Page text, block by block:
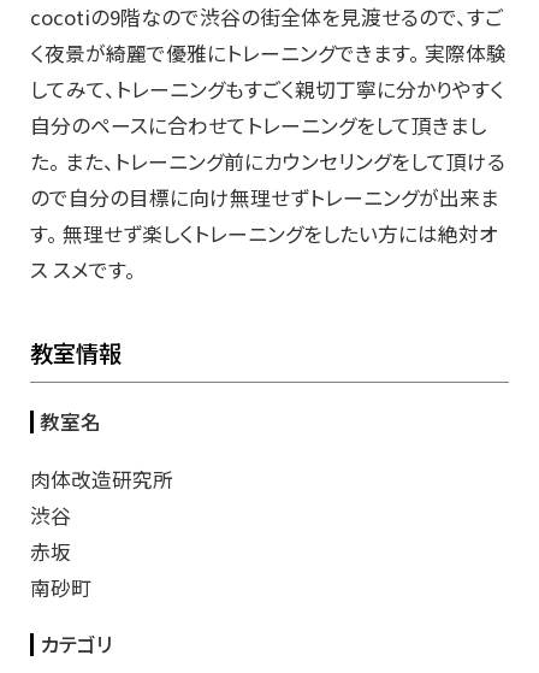
cocotiの9階なので渋谷の街全体を見渡せるので、すご
く夜景が綺麗で優雅にトレーニングできます。 実際体験
してみて、トレーニングもすごく親切丁寧に分かりやすく
自分のペースに合わせてトレーニングをして頂きまし
た。 また、トレーニング前にカウンセリングをして頂ける
ので自分の目標に向け無理せずトレーニングが出来ま
す。 無理せず楽しくトレーニングをしたい方には絶対オ
ス スメです。
教室情報
教室名
肉体改造研究所
渋谷
赤坂
南砂町
カテゴリ